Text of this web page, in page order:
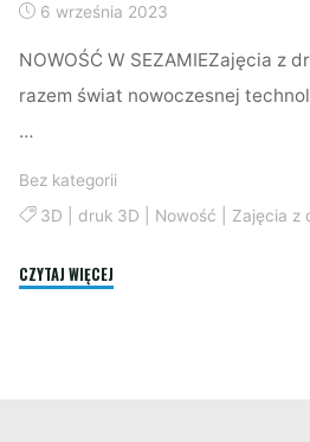
6 września 2023
NOWOŚĆ W SEZAMIEZajęcia z
razem świat nowoczesnej
…
Bez kategorii
3D
druk 3D Nowość Zajęcia z
CZYTAJ WIĘCEJ